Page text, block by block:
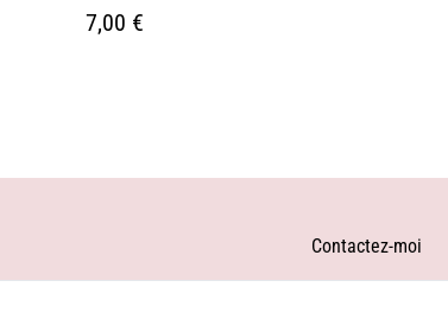
7,00 €
Contactez-moi